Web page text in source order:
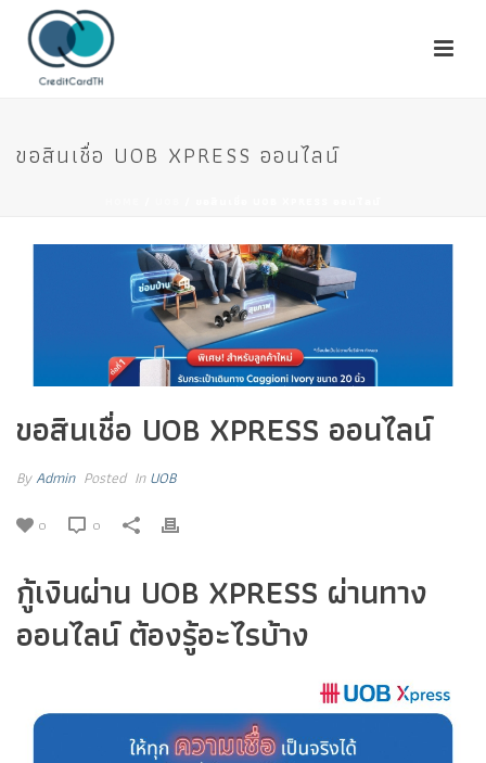
ขอสินเชื่อ UOB XPRESS ออนไลน์
ขอสินเชื่อ UOB XPRESS ออนไลน์
ByAdmin Posted InUOB
0 0
กู้เงินผ่าน UOB XPRESS ผ่านทาง
ออนไลน์ ต้องรู้อะไรบ้าง